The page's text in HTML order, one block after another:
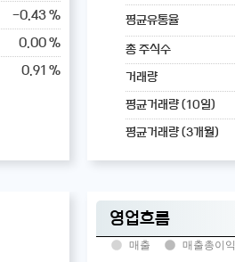
-0.43 %
0.00 %
0.91 %
평균유통율
총 주식수
거래량
평균거래량 (10일)
평균거래량 (3개월)
영업흐름
매출 매출총이익